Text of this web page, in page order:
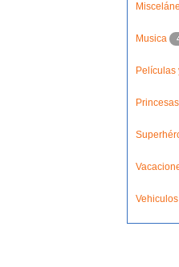
Musica
Películas
Princesas
Vehiculos